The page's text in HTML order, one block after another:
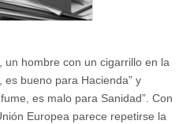
un hombre con un cigarrillo en la
es bueno para Hacienda” y
es malo para Sanidad”. Con
Europea parece repetirse la